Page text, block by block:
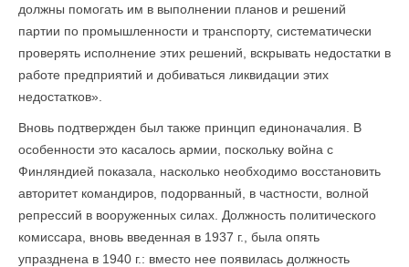
должны помогать им в выполнении планов и решений
партии по промышленности и транспорту, систематически
проверять исполнение этих решений, вскрывать недостатки в
работе предприятий и добиваться ликвидации этих
недостатков».
Вновь подтвержден был также принцип единоначалия. В
особенности это касалось армии, поскольку война с
Финляндией показала, насколько необходимо восстановить
авторитет командиров, подорванный, в частности, волной
репрессий в вооруженных силах. Должность политического
комиссара, вновь введенная в 1937 г., была опять
упразднена в 1940 г.: вместо нее появилась должность